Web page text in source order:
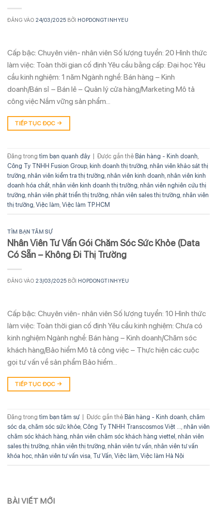
ĐĂNG VÀO 24/03/2025 BỞI HOPDONGTINHYEU
Cấp bậc: Chuyên viên- nhân viên Số lượng tuyển: 20 Hình thức
làm việc: Toàn thời gian cố định Yêu cầu bằng cấp: Đại học Yêu
cầu kinh nghiệm: 1 năm Ngành nghề: Bán hàng – Kinh
doanh/Bán sỉ – Bán lẻ – Quản lý cửa hàng/Marketing Mô tả
công việc Nắm vững sản phẩm…
TIẾP TỤC ĐỌC →
Đăng trong tìm bạn quanh đây Được gắn thẻ Bán hàng - Kinh doanh,
Công Ty TNHH Fusion Group, kinh doanh thị trường, nhân viên khảo sát thị
trường, nhân viên kiểm tra thị trường, nhân viên kinh doanh, nhân viên kinh
doanh hóa chất, nhân viên kinh doanh thị trường, nhân viên nghiên cứu thị
trường, nhân viên phát triển thị trường, nhân viên sales thị trường, nhân viên
thị trường, Việc làm, Việc làm TP.HCM
TÌM BẠN TÂM SỰ
Nhân Viên Tư Vấn Gói Chăm Sóc Sức Khỏe (Data
Có Sẵn – Không Đi Thị Trường
ĐĂNG VÀO 23/03/2025 BỞI HOPDONGTINHYEU
Cấp bậc: Chuyên viên- nhân viên Số lượng tuyển: 10 Hình thức
làm việc: Toàn thời gian cố định Yêu cầu kinh nghiệm: Chưa có
kinh nghiệm Ngành nghề: Bán hàng – Kinh doanh/Chăm sóc
khách hàng/Bảo hiểm Mô tả công việc – Thực hiện các cuộc
gọi tư vấn về sản phẩm Bảo hiểm…
TIẾP TỤC ĐỌC →
Đăng trong tìm bạn tâm sự Được gắn thẻ Bán hàng - Kinh doanh chăm
sóc da chăm sóc sức khỏe Công Ty TNHH Transcosmos Việt ...
nhân viên
chăm sóc khách hàng nhân viên chăm sóc khách hàng viettel nhân viên
sales thị trường nhân viên thị trường nhân viên tư vấn nhân viên tư vấn
khóa học nhân viên tư vấn visa Tư Vấn Việc làm Việc làm Hà Nội
BÀI VIẾT MỚI